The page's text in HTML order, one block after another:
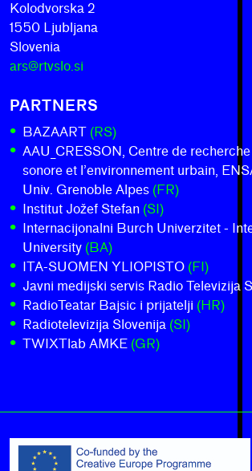
Kolodvorska 2
1550 Ljubljana
Slovenia
ars@rtvslo.si
PARTNERS
BAZAART (RS)
AAU_CRESSON, Centre de recherche
sonore et l’environnement urbain,
Univ. Grenoble Alpes (FR)
Institut Jožef Stefan (SI)
Internacijonalni Burch Univerzitet -
University (BA)
ITA-SUOMEN YLIOPISTO (FI)
Javni medijski servis Radio Televizija
RadioTeatar Bajsic i prijatelji (HR)
Radiotelevizija Slovenija (SI)
TWIXTlab AMKE (GR)